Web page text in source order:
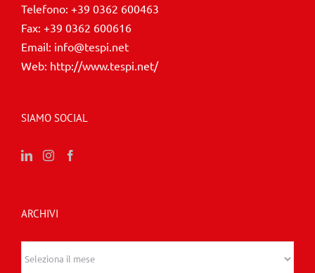
Telefono: +39 0362 600463
Fax: +39 0362 600616
Email: info@tespi.net
Web: http://www.tespi.net/
SIAMO SOCIAL
ARCHIVI